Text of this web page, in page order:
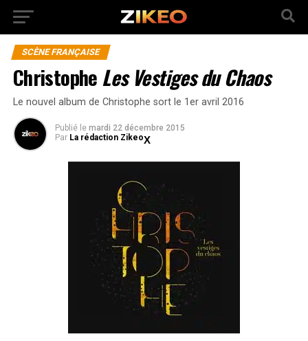
SCÈNE FRANÇAISE
Christophe Les Vestiges du Chaos
Le nouvel album de Christophe sort le 1er avril 2016
Publié le mardi 22 décembre 2015
Par La rédaction Zikeo